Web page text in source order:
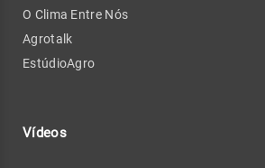
O Clima Entre Nós
Agrotalk
EstúdioAgro
Vídeos